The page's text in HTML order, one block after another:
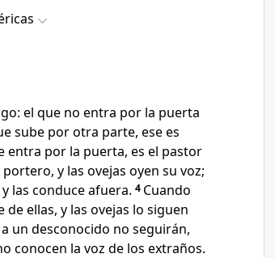
el que no entra por la puerta
sube por otra parte, ese es
entra por la puerta, es el pastor
y las ovejas oyen su voz;
las conduce afuera. 4 Cuando
de ellas, y las ovejas lo siguen
un desconocido no seguirán,
conocen la voz de los extraños.